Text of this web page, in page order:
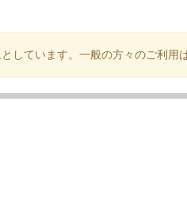
しています。一般の方々のご利用